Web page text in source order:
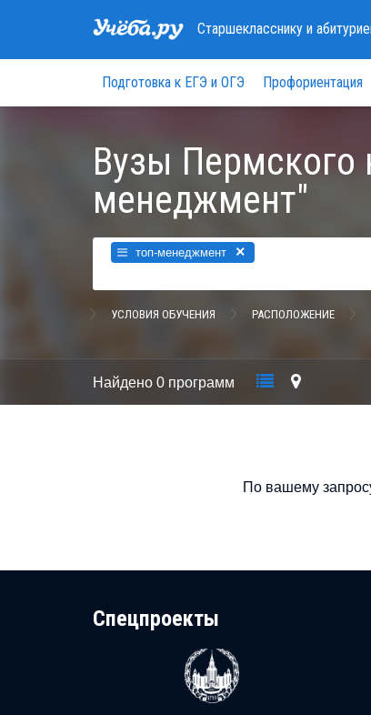
Старшеклассникуи
Подготовка к ЕГЭ и ОГЭ Профориентация
Вузы Пермского
менеджмент"
топ-менеджмент ×
УСЛОВИЯ ОБУЧЕНИЯ РАСПОЛОЖЕНИЕ
Найдено 0 программ
По вашему
Cпецпроекты